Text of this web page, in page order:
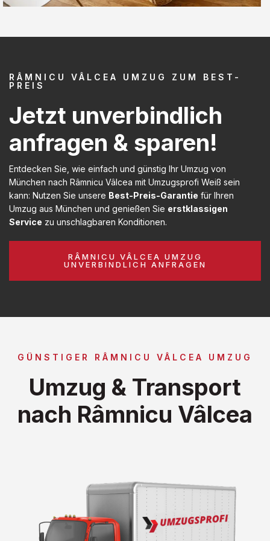
RÂMNICU VÂLCEA UMZUG ZUM BEST-
PREIS
Jetzt unverbindlich
anfragen & sparen!
Entdecken Sie, wie einfach und günstig Ihr Umzug von
München nach Râmnicu Vâlcea mit Umzugsprofi Weiß sein
kann: Nutzen Sie unsere Best-Preis-Garantie für Ihren
Umzug aus München und genießen Sie erstklassigen
Service zu unschlagbaren Konditionen.
RÂMNICU VÂLCEA UMZUG
UNVERBINDLICH ANFRAGEN
GÜNSTIGER RÂMNICU VÂLCEA UMZUG
Umzug & Transport
nach Râmnicu Vâlcea